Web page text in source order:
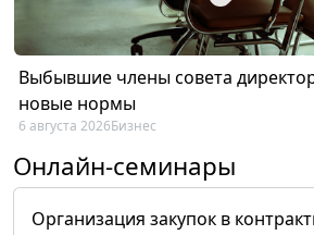
Выбывшие члены совета
новые нормы
6 августа 2026Бизнес
Онлайн-семинары
Организация закупок в